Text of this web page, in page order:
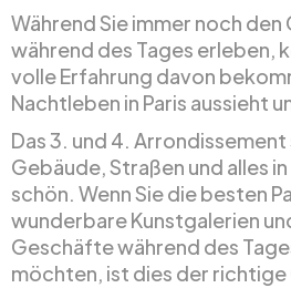
Während Sie immer noch den
während des Tages erleben,
volle Erfahrung davon
Nachtleben in Paris aussieht
Das 3. und 4.
Gebäude, Straßen und alles
schön. Wenn Sie die besten
wunderbare Kunstgalerien
Geschäfte während des
möchten, ist dies der